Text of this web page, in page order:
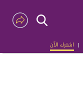
| اشترك الآن